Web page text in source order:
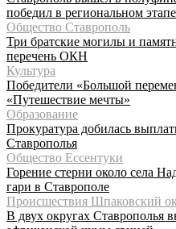
победил в региональном этапе
Общество Ставрополь
Три братские могилы и
перечень ОКН
Культура
Победители «Большой
«Путешествие мечты»
Образование
Прокуратура добилась
Ставрополья
Общество Ессентуки
Горение стерни около села
гари в Ставрополе
Происшествия Шпаковский
В двух округах Ставрополья